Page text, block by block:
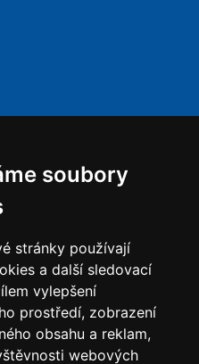
soubory
stránky používají
a další sledovací
vylepšení
prostředí, zobrazení
obsahu a reklam,
webových